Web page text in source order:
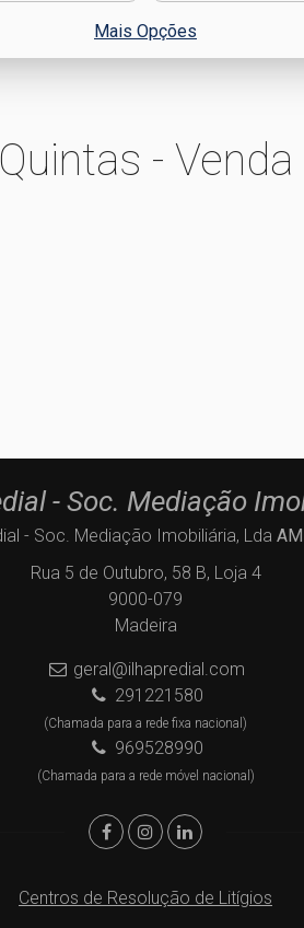
Mais Opções
Quintas - Venda
- Soc. Mediação
- Soc. Mediação Imobiliária, Lda
Rua 5 de Outubro, 58 B, Loja 4
9000-079
Madeira
geral@ilhapredial.com
291221580
(Chamada para a rede fixa nacional)
969528990
(Chamada para a rede móvel nacional)
Centros de Resolução de Litígios